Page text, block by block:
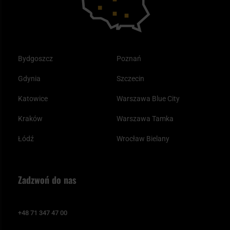
Bydgoszcz
Gdynia
Katowice
Kraków
Łódź
Poznań
Szczecin
Warszawa Blue City
Warszawa Tamka
Wrocław Bielany
Zadzwoń do nas
+48 71 347 47 00